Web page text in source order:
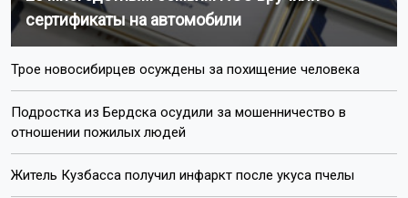
сертификаты на автомобили
Трое новосибирцев осуждены за похищение человека
Подростка из Бердска осудили за мошенничество в
отношении пожилых людей
Житель Кузбасса получил инфаркт после укуса пчелы